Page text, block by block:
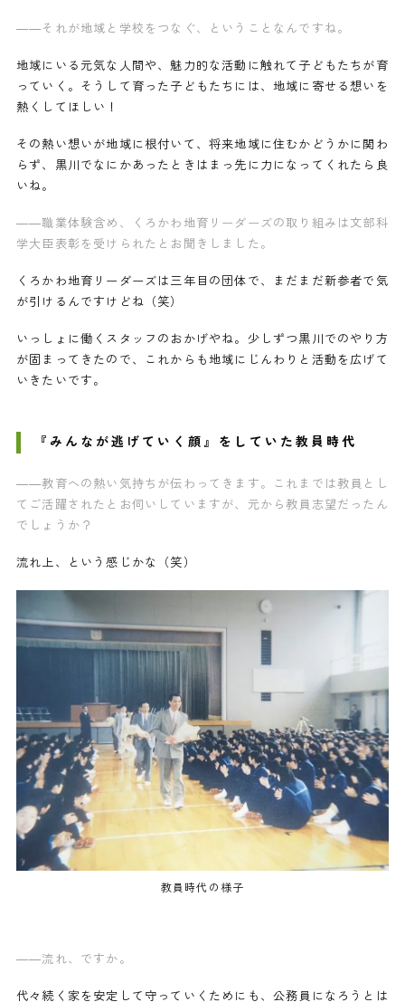
——それが地域と学校をつなぐ、ということなんですね。
地域にいる元気な人間や、魅力的な活動に触れて子どもたちが育
っていく。そうして育った子どもたちには、地域に寄せる想いを
熱くしてほしい！
その熱い想いが地域に根付いて、将来地域に住むかどうかに関わ
らず、黒川でなにかあったときはまっ先に力になってくれたら良
いね。
——職業体験含め、くろかわ地育リーダーズの取り組みは文部科
学大臣表彰を受けられたとお聞きしました。
くろかわ地育リーダーズは三年目の団体で、まだまだ新参者で気
が引けるんですけどね（笑）
いっしょに働くスタッフのおかげやね。少しずつ黒川でのやり方
が固まってきたので、これからも地域にじんわりと活動を広げて
いきたいです。
『みんなが逃げていく顔』をしていた教員時代
——教育への熱い気持ちが伝わってきます。これまでは教員とし
てご活躍されたとお伺いしていますが、元から教員志望だったん
でしょうか？
流れ上、という感じかな（笑）
教員時代の様子
——流れ、ですか。
代々続く家を安定して守っていくためにも、公務員になろうとは